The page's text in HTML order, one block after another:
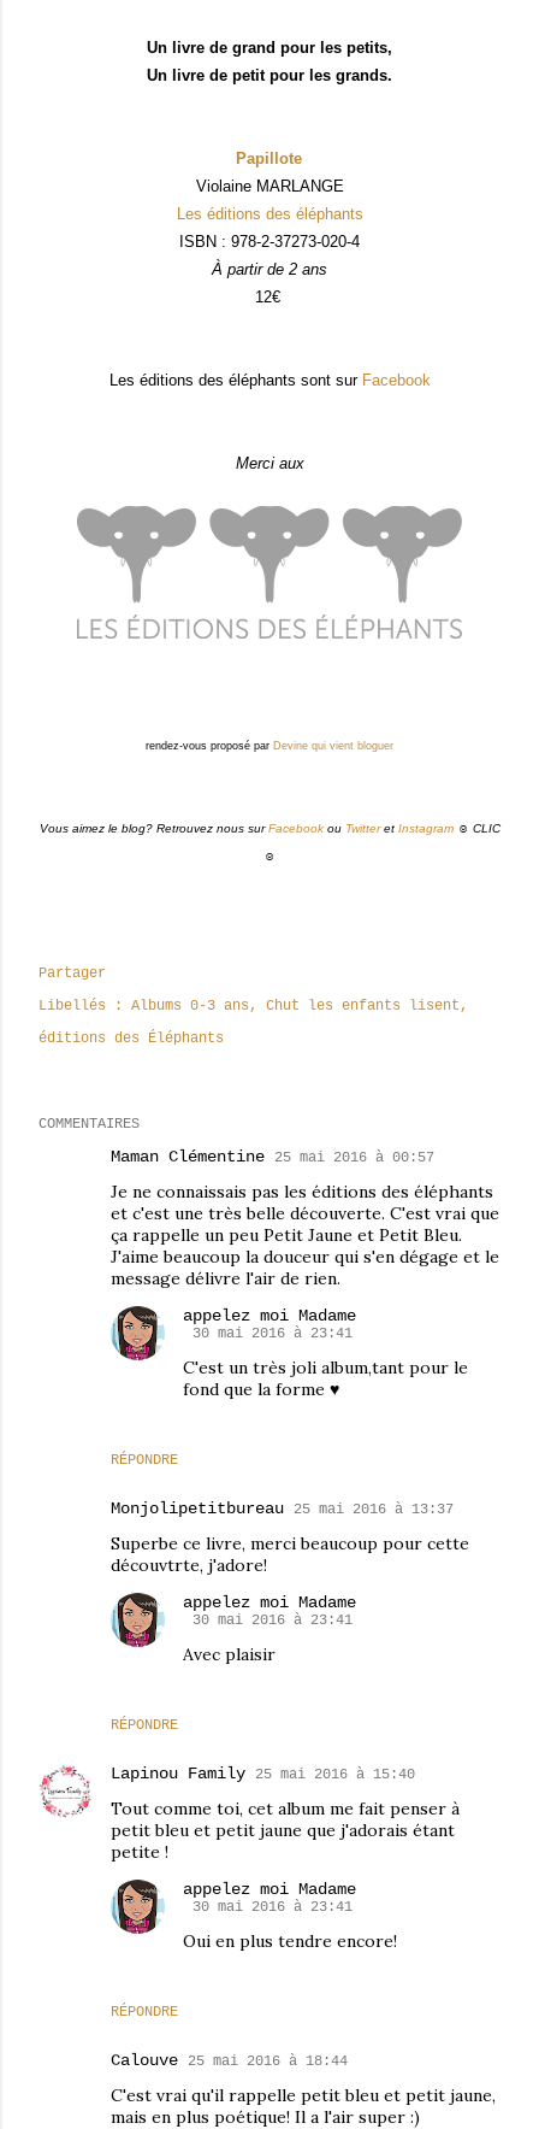
Un livre de grand pour les petits,
Un livre de petit pour les grands.
Papillote
Violaine MARLANGE
Les éditions des éléphants
ISBN : 978-2-37273-020-4
À partir de 2 ans
12€
Les éditions des éléphants sont sur Facebook
Merci aux
rendez-vous proposé par Devine qui vient bloguer
Vous aimez le blog? Retrouvez nous surFacebookou Twitteret Instagram☺ CLIC
☺
Partager
Libellés :
Albums 0-3 ans
Chut les enfants lisent
éditions des Éléphants
COMMENTAIRES
Maman Clémentine 25 mai 2016 à 00:57
Je ne connaissais pas les éditions des éléphants
et c'est une très belle découverte. C'est vrai que
ça rappelle un peu Petit Jaune et Petit Bleu.
J'aime beaucoup la douceur qui s'en dégage et le
message délivre l'air de rien.
RÉPONDRE
appelez moi Madame
30 mai 2016 à 23:41
C'est un très joli album,tant pour le
fond que la forme ♥
Monjolipetitbureau 25 mai 2016 à 13:37
Superbe ce livre, merci beaucoup pour cette
découvtrte, j'adore!
RÉPONDRE
appelez moi Madame
30 mai 2016 à 23:41
Avec plaisir
Lapinou Family 25 mai 2016 à 15:40
Tout comme toi, cet album me fait penser à
petit bleu et petit jaune que j'adorais étant
petite !
RÉPONDRE
appelez moi Madame
30 mai 2016 à 23:41
Oui en plus tendre encore!
Calouve 25 mai 2016 à 18:44
C'est vrai qu'il rappelle petit bleu et petit jaune,
mais en plus poétique! Il a l'air super :)